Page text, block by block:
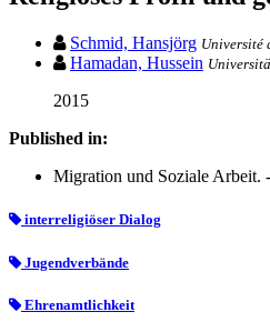
Schmid, Hansjörg Université
Hamadan, Hussein
2015
Published in:
Migration und Soziale Arbeit.
interreligiöser Dialog
Jugendverbände
Ehrenamtlichkeit